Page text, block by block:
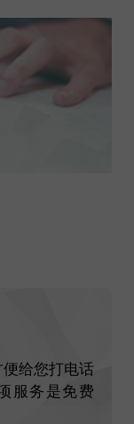
给您打电话
服务是免费